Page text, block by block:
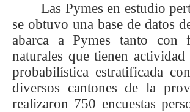
Las Pymes en estudio
se obtuvo una base de datos
abarca a Pymes tanto con
naturales que tienen
probabilística estratificada
diversos cantones de la
realizaron 750 encuestas